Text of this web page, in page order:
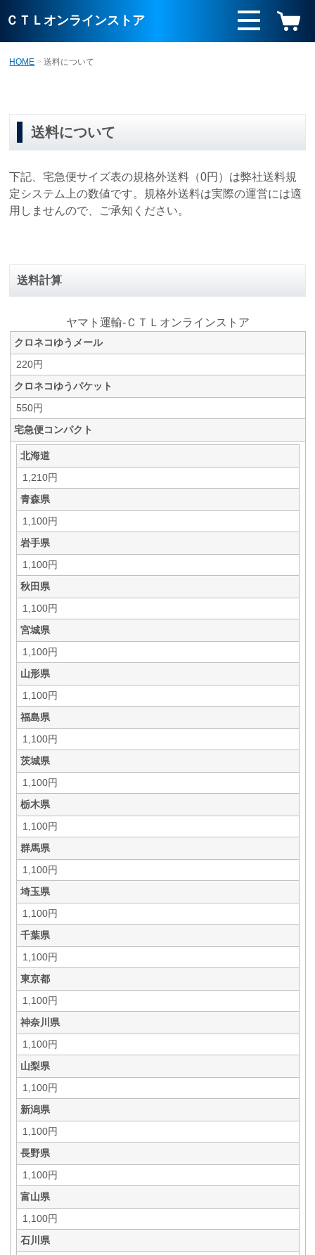
ＣＴＬオンラインストア
HOME 送料について
送料について
下記、宅急便サイズ表の規格外送料（0円）は弊社送料規
定システム上の数値です。規格外送料は実際の運営には適
用しませんので、ご承知ください。
送料計算
ヤマト運輸-ＣＴＬオンラインストア
クロネコゆうメール
220円
クロネコゆうパケット
550円
宅急便コンパクト
北海道
1,210円
青森県
1,100円
岩手県
1,100円
秋田県
1,100円
宮城県
1,100円
山形県
1,100円
福島県
1,100円
茨城県
1,100円
栃木県
1,100円
群馬県
1,100円
埼玉県
1,100円
千葉県
1,100円
東京都
1,100円
神奈川県
1,100円
山梨県
1,100円
新潟県
1,100円
長野県
1,100円
富山県
1,100円
石川県